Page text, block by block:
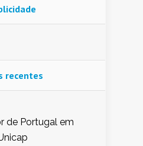
recentes
de Portugal em